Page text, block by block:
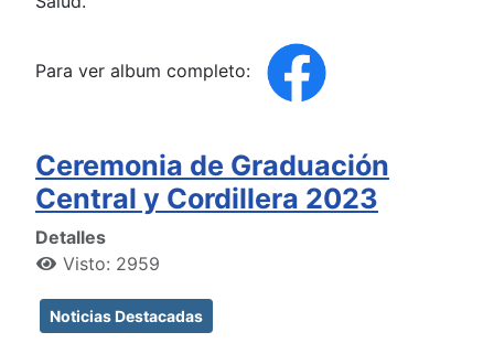
Para ver album completo:
Ceremonia de Graduación
Central y Cordillera 2023
Detalles
Visto: 2959
Noticias Destacadas